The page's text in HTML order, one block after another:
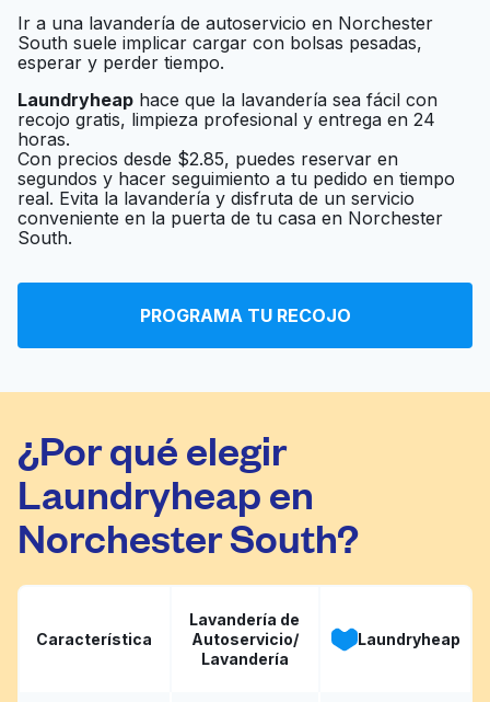
Washateria
Ir al sitio web
A & A WASHATERIA Ir al sitio web
U-Wash Ir al sitio web
Ir a una lavandería de autoservicio en Norchester
South suele implicar cargar con bolsas pesadas,
esperar y perder tiempo.
Laundryheap hace que la lavandería sea fácil con
recojo gratis, limpieza profesional y entrega en 24
horas.
Con precios desde $2.85, puedes reservar en
segundos y hacer seguimiento a tu pedido en tiempo
real. Evita la lavandería y disfruta de un servicio
conveniente en la puerta de tu casa en Norchester
South.
PROGRAMA TU RECOJO
¿Por qué elegir
Laundryheap en
Norchester South?
Característica
Lavandería de
Autoservicio/
Lavandería
Laundryheap